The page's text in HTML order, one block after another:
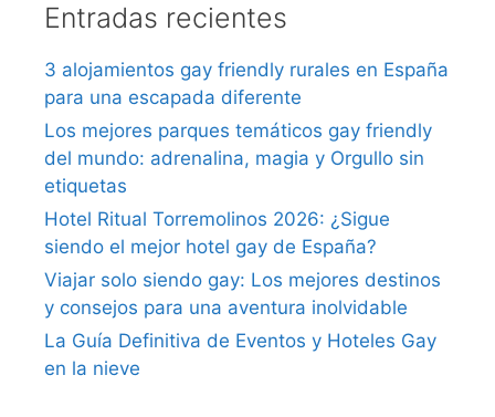
Entradas recientes
3 alojamientos gay friendly rurales en España
para una escapada diferente
Los mejores parques temáticos gay friendly
del mundo: adrenalina, magia y Orgullo sin
etiquetas
Hotel Ritual Torremolinos 2026: ¿Sigue
siendo el mejor hotel gay de España?
Viajar solo siendo gay: Los mejores destinos
y consejos para una aventura inolvidable
La Guía Definitiva de Eventos y Hoteles Gay
en la nieve